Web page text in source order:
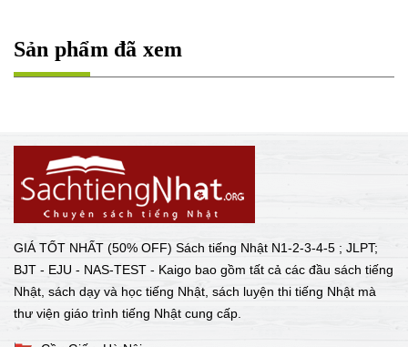
Sản phẩm đã xem
GIÁ TỐT NHẤT (50% OFF) Sách tiếng Nhật N1-2-3-4-5 ; JLPT;
BJT - EJU - NAS-TEST - Kaigo bao gồm tất cả các đầu sách tiếng
Nhật, sách dạy và học tiếng Nhật, sách luyện thi tiếng Nhật mà
thư viện giáo trình tiếng Nhật cung cấp.